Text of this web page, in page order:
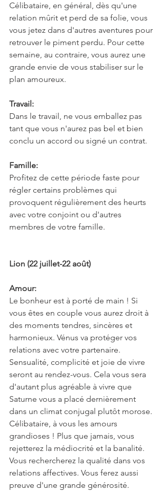
Célibataire, en général, dès qu'une
relation mûrit et perd de sa folie, vous
vous jetez dans d'autres aventures pour
retrouver le piment perdu. Pour cette
semaine, au contraire, vous aurez une
grande envie de vous stabiliser sur le
plan amoureux.
Travail:
Dans le travail, ne vous emballez pas
tant que vous n'aurez pas bel et bien
conclu un accord ou signé un contrat.
Famille:
Profitez de cette période faste pour
régler certains problèmes qui
provoquent régulièrement des heurts
avec votre conjoint ou d'autres
membres de votre famille.
Lion (22 juillet-22 août)
Amour:
Le bonheur est à porté de main ! Si
vous êtes en couple vous aurez droit à
des moments tendres, sincères et
harmonieux. Vénus va protéger vos
relations avec votre partenaire.
Sensualité, complicité et joie de vivre
seront au rendez-vous. Cela vous sera
d'autant plus agréable à vivre que
Saturne vous a placé dernièrement
dans un climat conjugal plutôt morose.
Célibataire, à vous les amours
grandioses ! Plus que jamais, vous
rejetterez la médiocrité et la banalité.
Vous rechercherez la qualité dans vos
relations affectives. Vous ferez aussi
preuve d'une grande générosité.